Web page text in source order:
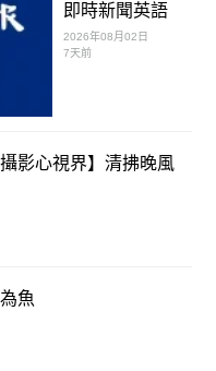
即時新聞英語
2026年08月02日
7天前
攝影心視界】清拂晚風
魚